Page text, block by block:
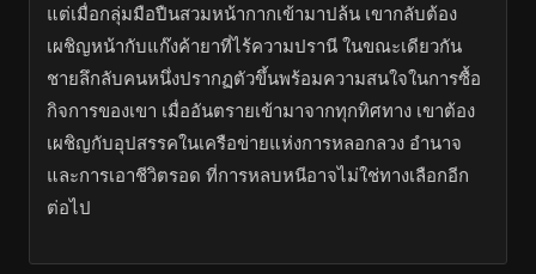
แต่เมื่อกลุ่มมือปืนสวมหน้ากากเข้ามาปล้น เขากลับต้อง
เผชิญหน้ากับแก๊งค้ายาที่ไร้ความปรานี ในขณะเดียวกัน
ชายลึกลับคนหนึ่งปรากฏตัวขึ้นพร้อมความสนใจในการซื้อ
กิจการของเขา เมื่ออันตรายเข้ามาจากทุกทิศทาง เขาต้อง
เผชิญกับอุปสรรคในเครือข่ายแห่งการหลอกลวง อำนาจ
และการเอาชีวิตรอด ที่การหลบหนีอาจไม่ใช่ทางเลือกอีก
ต่อไป